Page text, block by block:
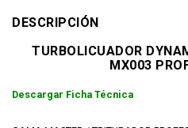
DESCRIPCIÓN
TURBOLICUADOR
MX003
Descargar Ficha Técnica